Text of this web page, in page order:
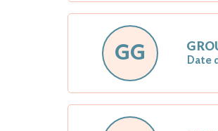
GG Date